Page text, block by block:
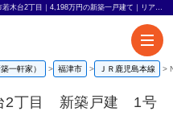
NEXTの家若木台2丁目 新築戸建 1号棟 福岡県福津市若木台2丁目｜4,198万円の新築一戸建て｜リアルティストア
一軒家） 福津市 ＪＲ鹿児島本線
2丁目 新築戸建 1号